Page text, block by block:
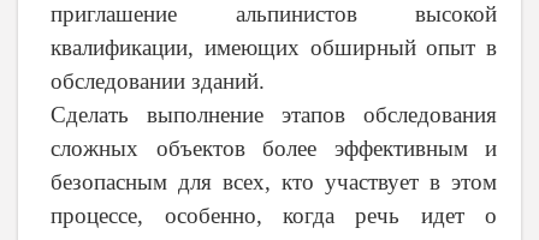
приглашение альпинистов высокой
квалификации, имеющих обширный опыт в
обследовании зданий.
Сделать выполнение этапов обследования
сложных объектов более эффективным и
безопасным для всех, кто участвует в этом
процессе, особенно, когда речь идет о